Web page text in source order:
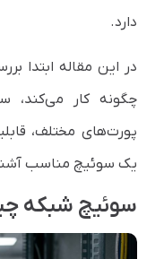
دارد.
در این مقاله ابتدا
چگونه کار می‌کند،
پورت‌های مختلف،
یک سوئیچ مناسب
سوئیچ شبکه